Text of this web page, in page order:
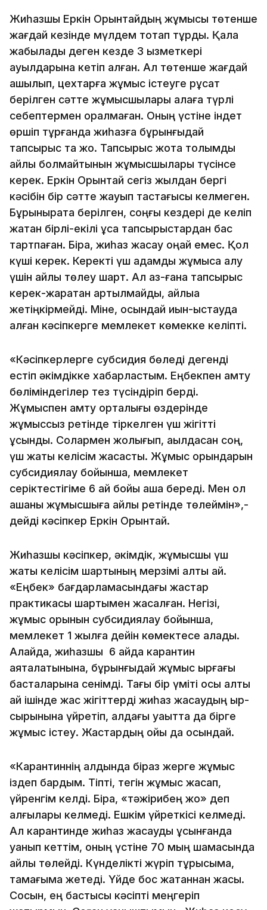
Жиһазшы Еркін Орынтайдың жұмысы төтенше
жағдай кезінде мүлдем тоқтап тұрды. Қала
жабылады деген кезде 3 қызметкері
ауылдарына кетіп қалған. Ал төтенше жағдай
ашылып, цехтарға жұмыс істеуге рұқсат
берілген сәтте жұмысшылары қалаға түрлі
себептермен оралмаған. Оның үстіне індет
өршіп тұрғанда жиһазға бұрынғыдай
тапсырыс та жоқ. Тапсырыс жоқта толымды
айлық болмайтынын жұмысшылары түсінсе
керек. Еркін Орынтай сегіз жылдан бергі
кәсібін бір сәтте жауып тастағысы келмеген.
Бұрынырақта берілген, соңғы кездері де келіп
жатқан бірлі-екілі ұсақ тапсырыстардан бас
тартпаған. Бірақ, жиһаз жасау оңай емес. Қол
күші керек. Керекті үш адамды жұмысқа алу
үшін айлық төлеу шарт. Ал аз-ғана тапсырыс
керек-жарақтан артылмайды, айлыққа
жетіңкірмейді. Міне, осындай қиын-қыстауда
қалған кәсіпкерге мемлекет көмекке келіпті.
«Кәсіпкерлерге субсидия бөледі дегенді
естіп әкімдікке хабарластым. Еңбекпен қамту
бөліміндегілер тез түсіндіріп берді.
Жұмыспен қамту орталығы өздерінде
жұмыссыз ретінде тіркелген үш жігітті
ұсынды. Солармен жолығып, ақылдасқан соң,
үш жақты келісім жасастық. Жұмыс орындарын
субсидиялау бойынша, мемлекет
серіктестігіме 6 ай бойы ақша береді. Мен ол
ақшаны жұмысшыға айлық ретінде төлеймін»,­-
дейді кәсіпкер Еркін Орынтай.
Жиһазшы кәсіпкер, әкімдік, жұмысшы үш
жақты келісім шартының мерзімі алты ай.
«Еңбек» бағдарламасындағы жастар
практикасы шартымен жасалған. Негізі,
жұмыс орынын субсидиялау бойынша,
мемлекет 1 жылға дейін көмектесе алады.
Алайда, жиһазшы 6 айда карантин
аяқталатынына, бұрынғыдай жұмыс ырғағы
басталарына сенімді. Тағы бір үміті осы алты
ай ішінде жас жігіттерді жиһаз жасаудың қыр-
сырынына үйретіп, алдағы уақытта да бірге
жұмыс істеу. Жастардың ойы да осындай.
«Карантиннің алдында біраз жерге жұмыс
іздеп бардым. Тіпті, тегін жұмыс жасап,
үйренгім келді. Бірақ, «тәжірибең жоқ» деп
алғылары келмеді. Ешкім үйреткісі келмеді.
Ал карантинде жиһаз жасауды ұсынғанда
қуанып кеттім, оның үстіне 70 мың шамасында
айлық төлейді. Күнделікті жүріп тұрысыма,
тамағыма жетеді. Үйде бос жатқаннан жақсы.
Сосын, ең бастысы кәсіпті меңгеріп